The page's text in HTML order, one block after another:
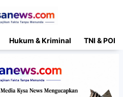
Hukum & Kriminal TNI &